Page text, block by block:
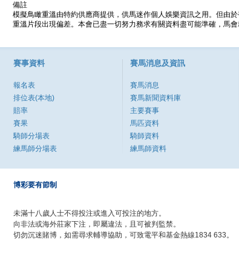
備註
模擬鳥瞰重溫由特約供應商提供，供馬迷作個人娛樂資訊之用。但由
重溫片段出現偏差。本會已盡一切努力務求有關資料盡可能準確，馬
賽事資料
報名表
排位表(本地)
賠率
賽果
騎師分場表
練馬師分場表
賽馬消息及資訊
賽馬消息
賽馬新聞資料庫
主要賽事
馬匹資料
騎師資料
練馬師資料
博彩要有節制
未滿十八歲人士不得投注或進入可投注的地方。
向非法或海外莊家下注，即屬違法，且可被判監禁。
切勿沉迷賭博，如需尋求輔導協助，可致電平和基金熱線1834 633。